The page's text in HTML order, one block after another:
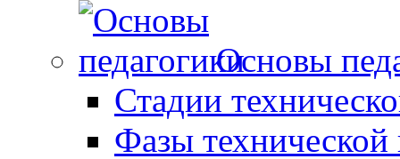
Основы
Стадии
Фазы технической